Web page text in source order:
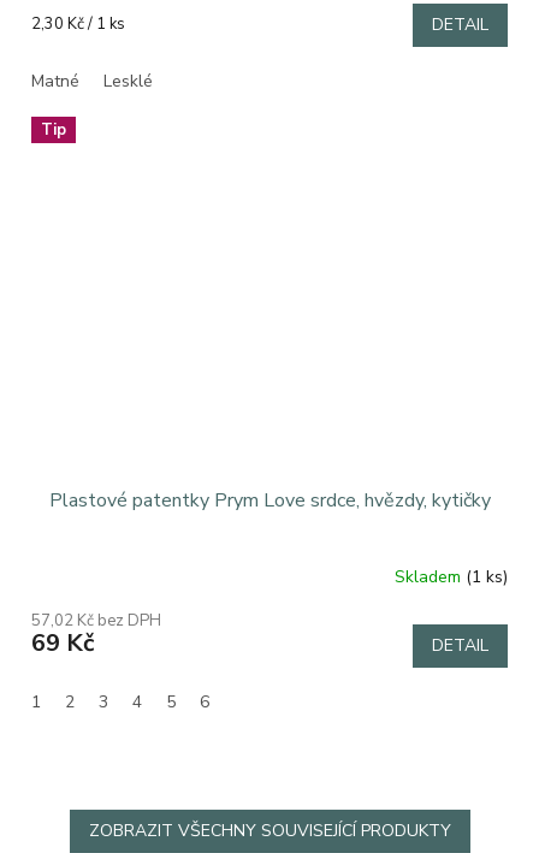
5,0
hvězdiček.
Měrná
2,30 Kč / 1 ks DETAIL
Matné Lesklé
Tip
Plastové patentky Prym Love srdce, hvězdy, kytičky
produktu
je
z
Skladem (1 ks)
57,02 Kč bez DPH
69 Kč DETAIL
1 2 3 4 5 6
ZOBRAZIT VŠECHNY SOUVISEJÍCÍ PRODUKTY